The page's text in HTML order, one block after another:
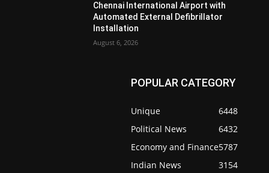
Chennai International Airport with
Automated External Defibrillator
Installation
August 6, 2026
POPULAR CATEGORY
Unique
6448
Political News
6432
Economy and Finance5787
Indian News
3154